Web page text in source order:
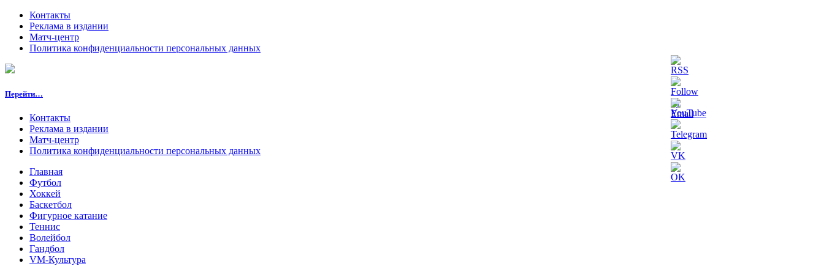
Контакты
Реклама в издании
Матч-центр
Политика конфиденциальности персональных данных
Перейти…
Контакты
Реклама в издании
Матч-центр
Политика конфиденциальности персональных данных
Главная
Футбол
Хоккей
Баскетбол
Фигурное катание
Теннис
Волейбол
Гандбол
VM-Культура